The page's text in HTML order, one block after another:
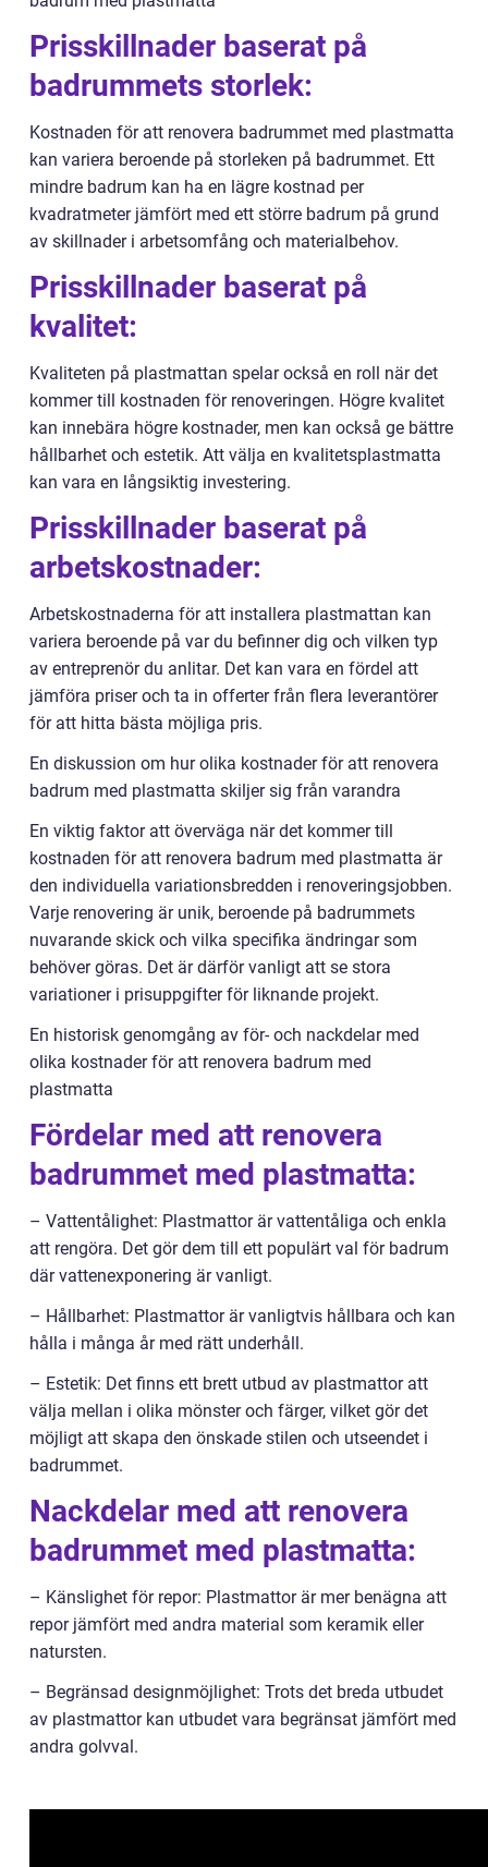
Prisskillnader baserat på
badrummets storlek:
Kostnaden för att renovera badrummet med plastmatta
kan variera beroende på storleken på badrummet. Ett
mindre badrum kan ha en lägre kostnad per
kvadratmeter jämfört med ett större badrum på grund
av skillnader i arbetsomfång och materialbehov.
Prisskillnader baserat på
kvalitet:
Kvaliteten på plastmattan spelar också en roll när det
kommer till kostnaden för renoveringen. Högre kvalitet
kan innebära högre kostnader, men kan också ge bättre
hållbarhet och estetik. Att välja en kvalitetsplastmatta
kan vara en långsiktig investering.
Prisskillnader baserat på
arbetskostnader:
Arbetskostnaderna för att installera plastmattan kan
variera beroende på var du befinner dig och vilken typ
av entreprenör du anlitar. Det kan vara en fördel att
jämföra priser och ta in offerter från flera leverantörer
för att hitta bästa möjliga pris.
En diskussion om hur olika kostnader för att renovera
badrum med plastmatta skiljer sig från varandra
En viktig faktor att överväga när det kommer till
kostnaden för att renovera badrum med plastmatta är
den individuella variationsbredden i renoveringsjobben.
Varje renovering är unik, beroende på badrummets
nuvarande skick och vilka specifika ändringar som
behöver göras. Det är därför vanligt att se stora
variationer i prisuppgifter för liknande projekt.
En historisk genomgång av för- och nackdelar med
olika kostnader för att renovera badrum med
plastmatta
Fördelar med att renovera
badrummet med plastmatta:
– Vattentålighet: Plastmattor är vattentåliga och enkla
att rengöra. Det gör dem till ett populärt val för badrum
där vattenexponering är vanligt.
– Hållbarhet: Plastmattor är vanligtvis hållbara och kan
hålla i många år med rätt underhåll.
– Estetik: Det finns ett brett utbud av plastmattor att
välja mellan i olika mönster och färger, vilket gör det
möjligt att skapa den önskade stilen och utseendet i
badrummet.
Nackdelar med att renovera
badrummet med plastmatta:
– Känslighet för repor: Plastmattor är mer benägna att
repor jämfört med andra material som keramik eller
natursten.
– Begränsad designmöjlighet: Trots det breda utbudet
av plastmattor kan utbudet vara begränsat jämfört med
andra golvval.